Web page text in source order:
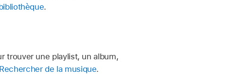
.
trouver une playlist, un album,
Rechercher de la musique.